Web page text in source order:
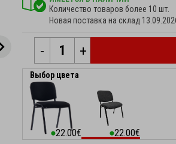
Количество товаров более 10 шт.
Новая поставка на склад
- +
Выбор цвета
⬤22.00€ ⬤22.00€